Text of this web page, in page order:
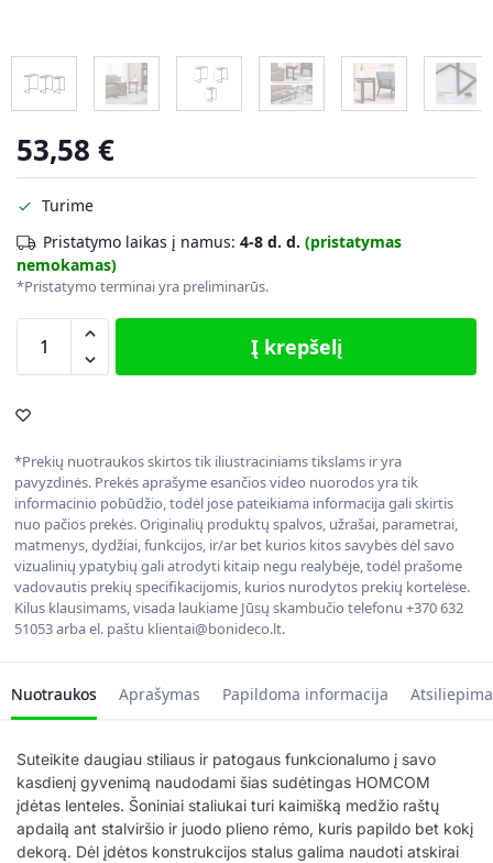
53,58 €
Turime
Pristatymo laikas į namus: 4-8 d. d. (pristatymas
nemokamas)
*Pristatymo terminai yra preliminarūs.
Į krepšelį
*Prekių nuotraukos skirtos tik iliustraciniams tikslams ir yra
pavyzdinės. Prekės aprašyme esančios video nuorodos yra tik
informacinio pobūdžio, todėl jose pateikiama informacija gali skirtis
nuo pačios prekės. Originalių produktų spalvos, užrašai, parametrai,
matmenys, dydžiai, funkcijos, ir/ar bet kurios kitos savybės dėl savo
vizualinių ypatybių gali atrodyti kitaip negu realybėje, todėl prašome
vadovautis prekių specifikacijomis, kurios nurodytos prekių kortelėse.
Kilus klausimams, visada laukiame Jūsų skambučio telefonu +370 632
51053 arba el. paštu klientai@bonideco.lt.
Nuotraukos Aprašymas Papildoma informacija
Suteikite daugiau stiliaus ir patogaus funkcionalumo į savo
kasdienį gyvenimą naudodami šias sudėtingas HOMCOM
įdėtas lenteles. Šoniniai staliukai turi kaimišką medžio raštų
apdailą ant stalviršio ir juodo plieno rėmo, kuris papildo bet kokį
dekorą. Dėl įdėtos konstrukcijos stalus galima naudoti atskirai